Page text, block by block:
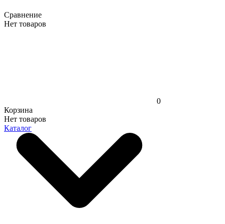
Сравнение
Нет товаров
0
Корзина
Нет товаров
Каталог